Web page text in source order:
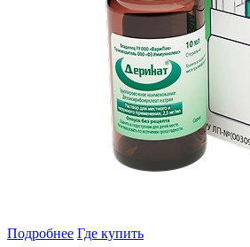
Подробнее Где купить